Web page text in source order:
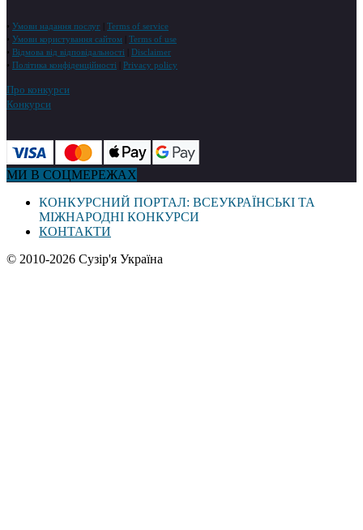
• Умови надання послуг
Terms of service
• Умови користування сайтом
Terms of use
• Відмова від відповідальності
Disclaimer
• Політика конфіденційності Privacy policy
Про конкурси
Конкурси
МИ В СОЦМЕРЕЖАХ
КОНКУРСНИЙ ПОРТАЛ: ВСЕУКРАЇНСЬКІ ТА
МІЖНАРОДНІ КОНКУРСИ
КОНТАКТИ
© 2010-2026 Сузір'я Україна